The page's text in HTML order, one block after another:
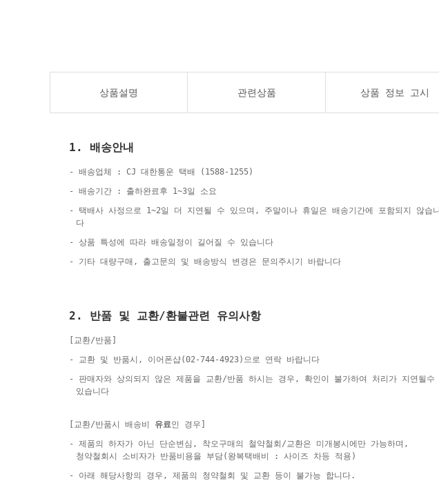
상품설명 관련상품 상품 정보 고시
1. 배송안내
- 배송업체 : CJ 대한통운 택배 (1588-1255)
- 배송기간 : 출하완료후 1~3일 소요
- 택배사 사정으로 1~2일 더 지연될 수 있으며, 주말이나 휴일은 배송기간에 포함되지 않습니
다
- 상품 특성에 따라 배송일정이 길어질 수 있습니다
- 기타 대량구매, 출고문의 및 배송방식 변경은 문의주시기 바랍니다
2. 반품 및 교환/환불관련 유의사항
[교환/반품]
- 교환 및 반품시, 이어폰샵(02-744-4923)으로 연락 바랍니다
- 판매자와 상의되지 않은 제품을 교환/반품 하시는 경우, 확인이 불가하여 처리가 지연될수
있습니다
[교환/반품시 배송비 유료인 경우]
- 제품의 하자가 아닌 단순변심, 착오구매의 철약철회/교환은 미개봉시에만 가능하며,
청약철회시 소비자가 반품비용을 부담(왕복택배비 : 사이즈 차등 적용)
- 아래 해당사항의 경우, 제품의 청약철회 및 교환 등이 불가능 합니다.